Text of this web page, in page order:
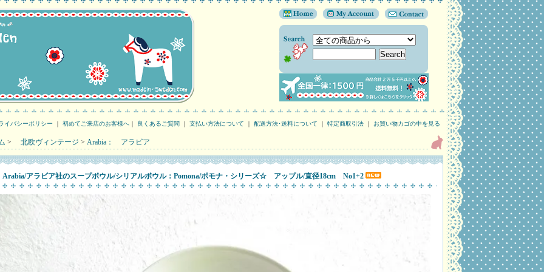
イバシーポリシー ｜ 初めてご来店のお客様へ ｜ 良くあるご質問 ｜ 支払い方法について ｜ 配送方法･送料について ｜ 特定商取引法 ｜ お買い物カゴの中を見る
> 北欧ヴィンテージ > Arabia： アラビア
Arabia/アラビア社のスープボウル/シリアルボウル：Pomona/ポモナ・シリーズ☆ アップル/直径18cm No1+2